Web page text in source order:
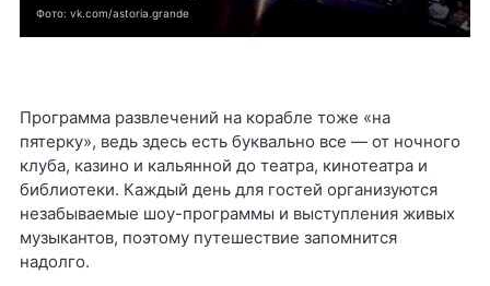
Фото: vk.com/astoria.grande
Программа развлечений на корабле тоже «на
пятерку», ведь здесь есть буквально все — от ночного
клуба, казино и кальянной до театра, кинотеатра и
библиотеки. Каждый день для гостей организуются
незабываемые шоу-программы и выступления живых
музыкантов, поэтому путешествие запомнится
надолго.